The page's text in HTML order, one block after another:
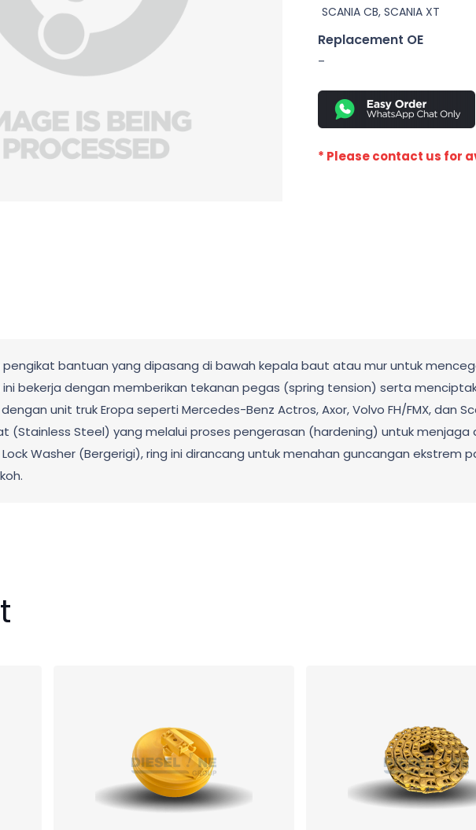
SCANIA CB, SCANIA XT
Replacement OE
–
* Please contact us for
pengikat bantuan yang dipasang di bawah kepala baut atau mur untuk
bekerja dengan memberikan tekanan pegas (spring tension) serta
unit truk Eropa seperti Mercedes-Benz Actros, Axor, Volvo FH/FMX, dan
(Stainless Steel) yang melalui proses pengerasan (hardening) untuk menjaga
Washer (Bergerigi), ring ini dirancang untuk menahan guncangan ekstrem